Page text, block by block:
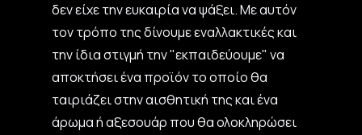
δεν είχε την ευκαιρία να ψάξει. Με αυτόν
τον τρόπο της δίνουμε εναλλακτικές και
την ίδια στιγμή την "εκπαιδεύουμε" να
αποκτήσει ένα προϊόν το οποίο θα
ταιριάζει στην αισθητική της και ένα
άρωμα ή αξεσουάρ που θα ολοκληρώσει